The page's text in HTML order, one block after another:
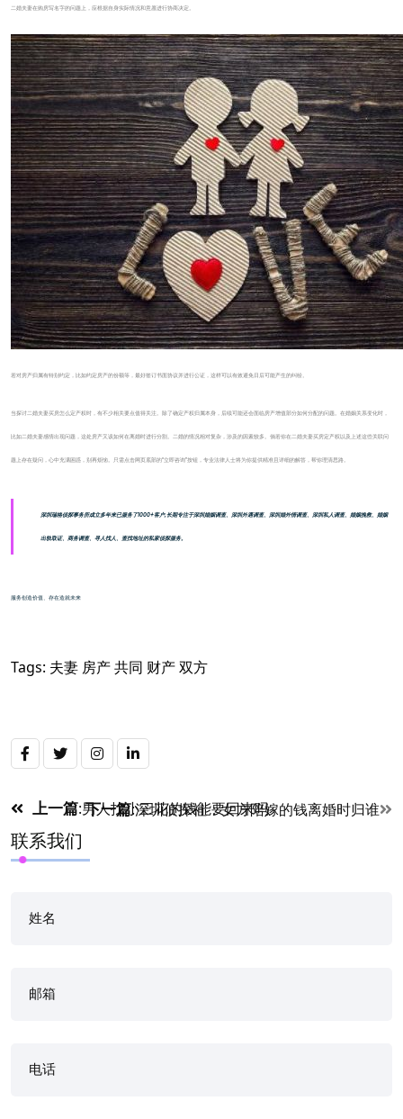
二婚夫妻在购房写名字的问题上，应根据自身实际情况和意愿进行协商决定。
若对房产归属有特别约定，比如约定房产的份额等，最好签订书面协议并进行公证，这样可以有效避免日后可能产生的纠纷。
当探讨二婚夫妻买房怎么定产权时，有不少相关要点值得关注。除了确定产权归属本身，后续可能还会面临房产增值部分如何分配的问题。在婚姻关系变化时，
比如二婚夫妻感情出现问题，这处房产又该如何在离婚时进行分割。二婚的情况相对复杂，涉及的因素较多。倘若你在二婚夫妻买房定产权以及上述这些关联问
题上存在疑问，心中充满困惑，别再烦恼。只需点击网页底部的“立即咨询”按钮，专业法律人士将为你提供精准且详细的解答，帮你理清思路。
深圳瑞格侦探事务所成立多年来已服务了1000+客户,长期专注于深圳婚姻调查、深圳外遇调查、深圳婚外情调查、深圳私人调查、婚姻挽救、婚姻
出轨取证、商务调查、寻人找人、查找地址的私家侦探服务。
服务创造价值、存在造就未来
Tags: 夫妻 房产共同 财产双方
Post
navigation
上一篇:男人找小三花的钱能要回来吗
下一篇:深圳侦探社：女方陪嫁的钱离婚时归谁
联系我们